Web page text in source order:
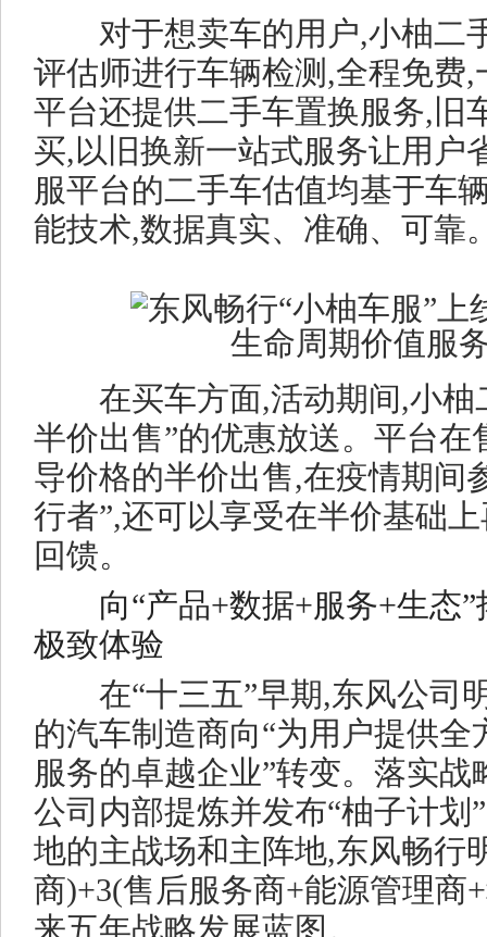
对于想卖车的用户,小柚二
评估师进行车辆检测,全程免费
平台还提供二手车置换服务,旧
买,以旧换新一站式服务让用户
服平台的二手车估值均基于车
能技术,数据真实、准确、可靠
在买车方面,活动期间,小柚
半价出售”的优惠放送。平台在
导价格的半价出售,在疫情期间
行者”,还可以享受在半价基础
回馈。
向“产品+数据+服务+生态
极致体验
在“十三五”早期,东风公司
的汽车制造商向“为用户提供
服务的卓越企业”转变。落实战
公司内部提炼并发布“柚子计划
地的主战场和主阵地,东风畅行
商)+3(售后服务商+能源管理商
来五年战略发展蓝图。